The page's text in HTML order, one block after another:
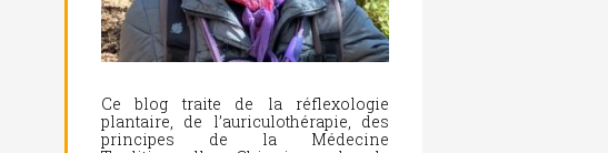
Ce blog traite de la réflexologie
plantaire, de l’auriculothérapie, des
principes de la Médecine